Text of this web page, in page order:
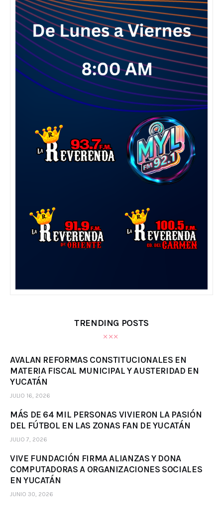
TRENDING POSTS
AVALAN REFORMAS CONSTITUCIONALES EN
MATERIA FISCAL MUNICIPAL Y AUSTERIDAD EN
YUCATÁN
JULIO 16, 2026
MÁS DE 64 MIL PERSONAS VIVIERON LA PASIÓN
DEL FÚTBOL EN LAS ZONAS FAN DE YUCATÁN
JULIO 7, 2026
VIVE FUNDACIÓN FIRMA ALIANZAS Y DONA
COMPUTADORAS A ORGANIZACIONES SOCIALES
EN YUCATÁN
JUNIO 30, 2026